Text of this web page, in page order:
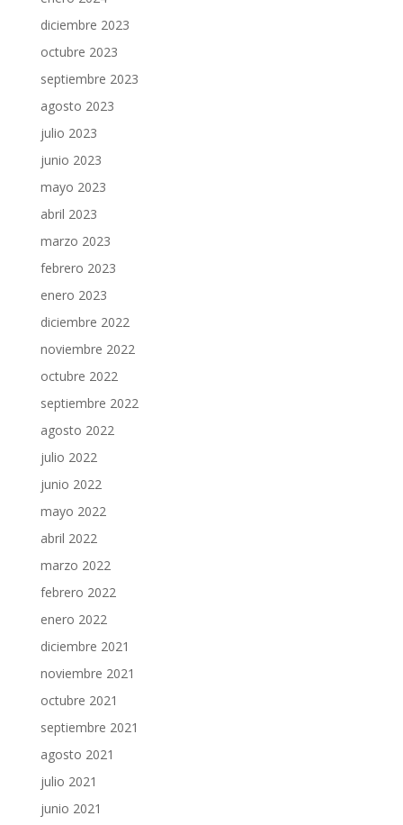
diciembre 2023
octubre 2023
septiembre 2023
agosto 2023
julio 2023
junio 2023
mayo 2023
abril 2023
marzo 2023
febrero 2023
enero 2023
diciembre 2022
noviembre 2022
octubre 2022
septiembre 2022
agosto 2022
julio 2022
junio 2022
mayo 2022
abril 2022
marzo 2022
febrero 2022
enero 2022
diciembre 2021
noviembre 2021
octubre 2021
septiembre 2021
agosto 2021
julio 2021
junio 2021